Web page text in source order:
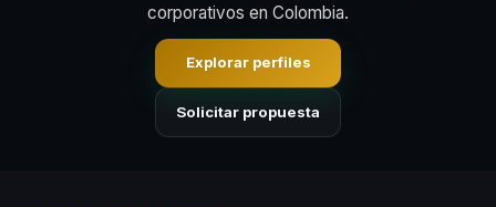
corporativos en Colombia.
Explorar perfiles
Solicitar propuesta